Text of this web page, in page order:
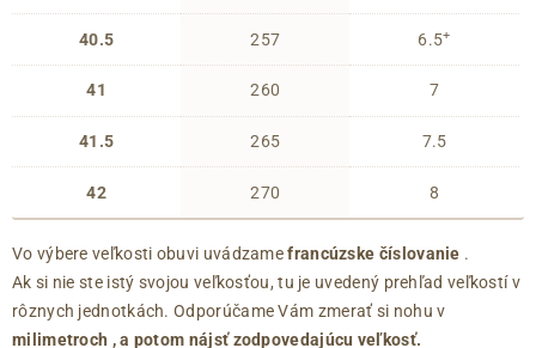
40.5
41
41.5
42
257
260
265
270
6.5+
7
7.5
8
Vo výbere veľkosti obuvi uvádzamefrancúzske číslovanie .
Ak si nie ste istý svojou veľkosťou, tu je uvedený prehľad veľkostí v
rôznych jednotkách. Odporúčame Vám zmerať si nohu v
milimetroch , a potom nájsť zodpovedajúcu veľkosť.